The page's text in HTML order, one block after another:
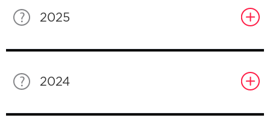
2025
2024